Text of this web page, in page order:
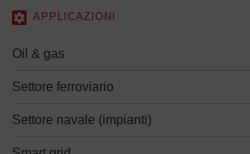
APPLICAZIONI
Oil & gas
Settore ferroviario
Settore navale (impianti)